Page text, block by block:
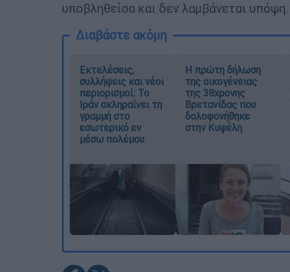
υποβληθείσα και δεν λαμβάνεται υπόψη.
Διαβάστε ακόμη
Εκτελέσεις,
συλλήψεις και νέοι
περιορισμοί: Το
Ιράν σκληραίνει τη
γραμμή στο
εσωτερικό εν
μέσω πολέμου
Η πρώτη δήλωση
της οικογένειας
της 38χρονης
Βρετανίδας που
δολοφονήθηκε
στην Κυψέλη